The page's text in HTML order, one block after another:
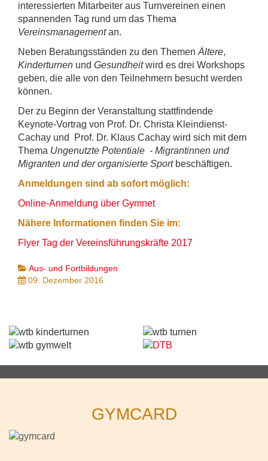
interessierten Mitarbeiter aus Turnvereinen einen
spannenden Tag rund um das Thema
Vereinsmanagementan.
Neben Beratungsständen zu den Themen Ältere,
Kinderturnen und Gesundheitwird es drei Workshops
geben, die alle von den Teilnehmern besucht werden
können.
Der zu Beginn der Veranstaltung stattfindende
Keynote-Vortrag von Prof. Dr. Christa Kleindienst-
Cachay und Prof. Dr. Klaus Cachay wird sich mit dem
Thema Ungenutzte Potentiale - Migrantinnen und
Migranten und der organisierte Sport beschäftigen.
Anmeldungen sind ab sofort möglich:
Online-Anmeldung über Gymnet
Nähere Informationen finden Sie im:
Flyer Tag der Vereinsführungskräfte 2017
Aus- und Fortbildungen
09. Dezember 2016
GYMCARD